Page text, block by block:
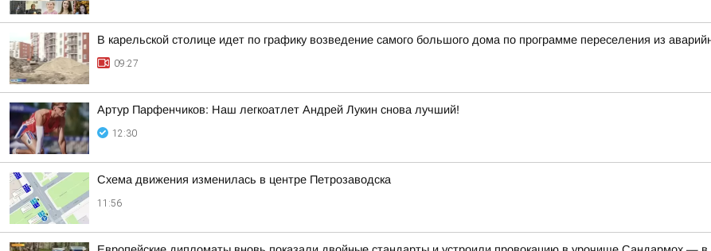
В карельской столице идет по графику возведение самого большого дома по программе переселения из
09:27
Артур Парфенчиков: Наш легкоатлет Андрей Лукин снова лучший!
12:30
Схема движения изменилась в центре Петрозаводска
11:56